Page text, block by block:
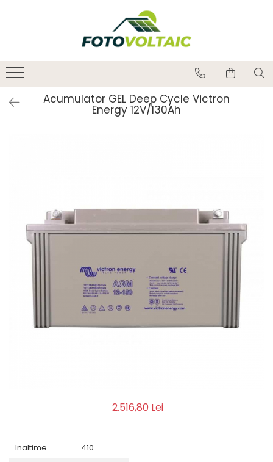
Acumulator GEL Deep Cycle Victron
Energy 12V/130Ah
2.516,80 Lei
Inaltime
410